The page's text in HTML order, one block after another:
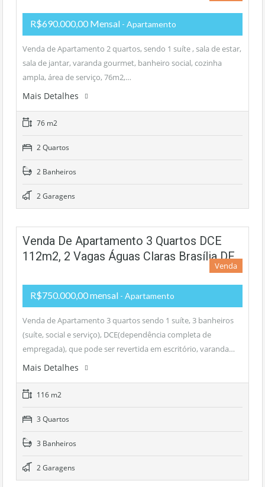
R$690.000,00 Mensal - Apartamento
Venda de Apartamento 2 quartos, sendo 1 suíte , sala de estar,
sala de jantar, varanda gourmet, banheiro social, cozinha
ampla, área de serviço, 76m2,…
Mais Detalhes
76 m2
2 Quartos
2 Banheiros
2 Garagens
Venda De Apartamento 3 Quartos DCE
112m2, 2 Vagas Águas Claras Brasília DF
Venda
R$750.000,00 mensal - Apartamento
Venda de Apartamento 3 quartos sendo 1 suíte, 3 banheiros
(suíte, social e serviço), DCE(dependência completa de
empregada), que pode ser revertida em escritório, varanda…
Mais Detalhes
116 m2
3 Quartos
3 Banheiros
2 Garagens